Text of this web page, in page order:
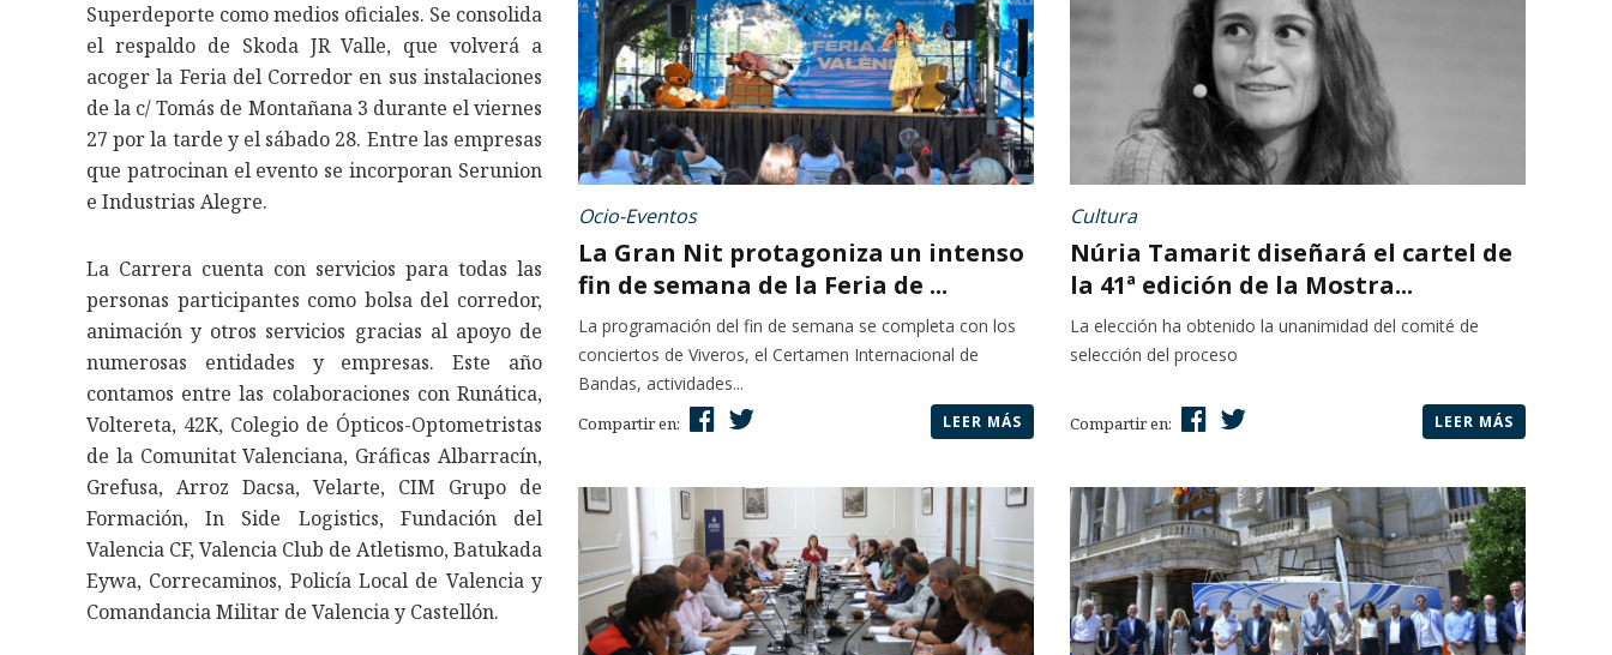
Superdeporte como medios oficiales. Se consolida
el respaldo de Skoda JR Valle, que volverá a
acoger la Feria del Corredor en sus instalaciones
de la c/ Tomás de Montañana 3 durante el viernes
27 por la tarde y el sábado 28. Entre las empresas
que patrocinan el evento se incorporan Serunion
e Industrias Alegre.
La Carrera cuenta con servicios para todas las
personas participantes como bolsa del corredor,
animación y otros servicios gracias al apoyo de
numerosas entidades y empresas. Este año
contamos entre las colaboraciones con Runática,
Voltereta, 42K, Colegio de Ópticos-Optometristas
de la Comunitat Valenciana, Gráficas Albarracín,
Grefusa, Arroz Dacsa, Velarte, CIM Grupo de
Formación, In Side Logistics, Fundación del
Valencia CF, Valencia Club de Atletismo, Batukada
Eywa, Correcaminos, Policía Local de Valencia y
Comandancia Militar de Valencia y Castellón.
Ocio-Eventos
La Gran Nit protagoniza un intenso
fin de semana de la Feria de ...
La programación del fin de semana se completa con los
conciertos de Viveros, el Certamen Internacional de
Bandas, actividades...
Compartir en: LEER MÁS
Cultura
Núria Tamarit diseñará el cartel de
la 41ª edición de la Mostra...
La elección ha obtenido la unanimidad del comité de
selección del proceso
Compartir en: LEER MÁS